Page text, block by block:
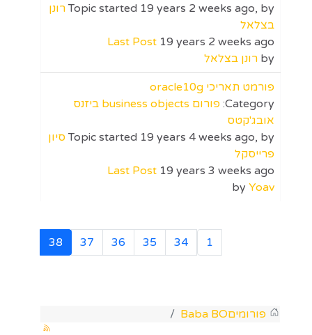
Topic started 19 years 2 weeks ago, by רונן
בצלאל
Last Post 19 years 2 weeks ago
by רונן בצלאל
פורמט תאריכי oracle10g
Category:
פורום business objects ביזנס
אובג'קטס
Topic started 19 years 4 weeks ago, by סיון
פרייסקל
Last Post 19 years 3 weeks ago
by Yoav
1
34
35
36
37
38
פורומיםBaba BO